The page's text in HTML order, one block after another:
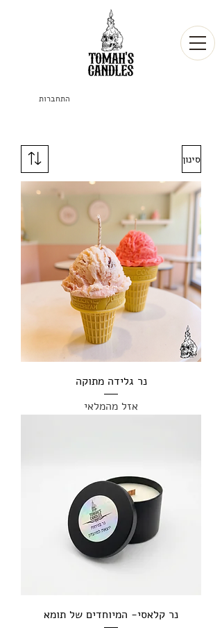
התחברות
סינון
נר גלידה מתוקה
אזל מהמלאי
נר קלאסי- המיוחדים של תומא